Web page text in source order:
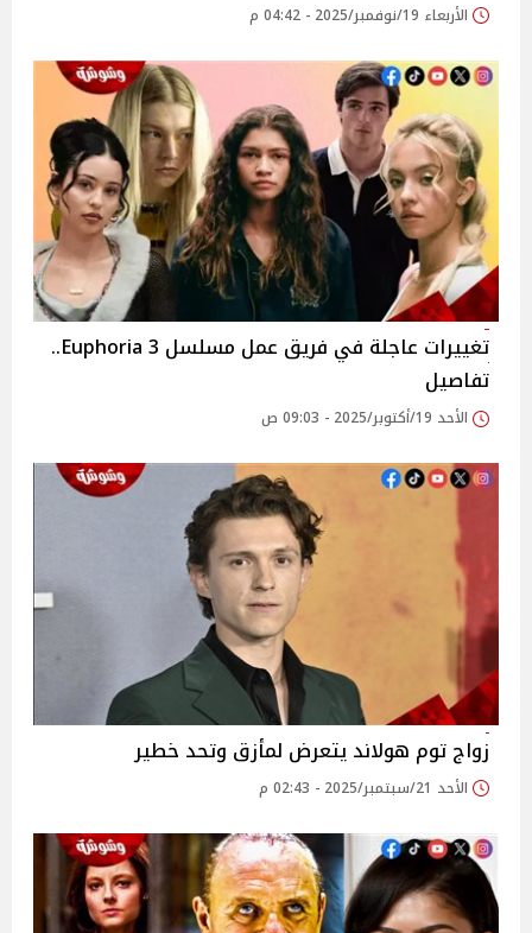
الأربعاء 19/نوفمبر/2025 - 04:42 م
تغييرات عاجلة في فريق عمل مسلسل 3 Euphoria..
تفاصيل
الأحد 19/أكتوبر/2025 - 09:03 ص
زواج توم هولاند يتعرض لمأزق وتحد خطير
الأحد 21/سبتمبر/2025 - 02:43 م